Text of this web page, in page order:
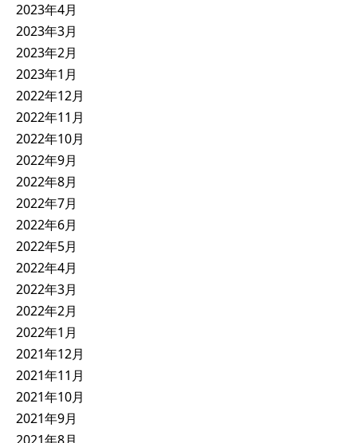
2023年4月
2023年3月
2023年2月
2023年1月
2022年12月
2022年11月
2022年10月
2022年9月
2022年8月
2022年7月
2022年6月
2022年5月
2022年4月
2022年3月
2022年2月
2022年1月
2021年12月
2021年11月
2021年10月
2021年9月